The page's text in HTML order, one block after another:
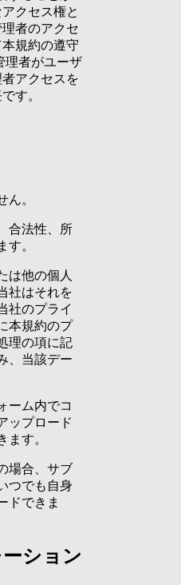
クセス権と
者のアクセ
規約の遵守
理者がユーザ
アクセスを
す。
ん。
合法性、所
す。
は他の個人
社はそれを
社のプライ
本規約のプ
理の項に記
、当該デー
ーム内でコ
ップロード
ます。
場合、サブ
つでも自身
ドできま
ション